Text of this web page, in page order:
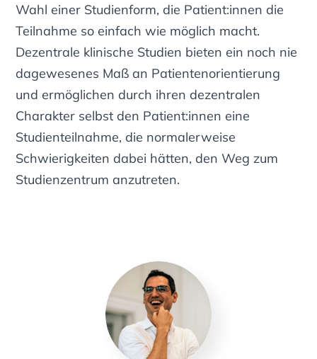
Wahl einer Studienform, die Patient:innen die
Teilnahme so einfach wie möglich macht.
Dezentrale klinische Studien bieten ein noch nie
dagewesenes Maß an Patientenorientierung
und ermöglichen durch ihren dezentralen
Charakter selbst den Patient:innen eine
Studienteilnahme, die normalerweise
Schwierigkeiten dabei hätten, den Weg zum
Studienzentrum anzutreten.